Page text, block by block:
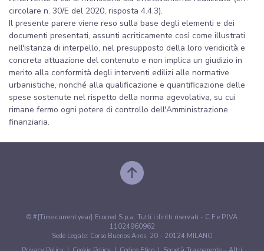
circolare n. 30/E del 2020, risposta 4.4.3).
Il presente parere viene reso sulla base degli elementi e dei
documenti presentati, assunti acriticamente così come illustrati
nell'istanza di interpello, nel presupposto della loro veridicità e
concreta attuazione del contenuto e non implica un giudizio in
merito alla conformità degli interventi edilizi alle normative
urbanistiche, nonché alla qualificazione e quantificazione delle
spese sostenute nel rispetto della norma agevolativa, su cui
rimane fermo ogni potere di controllo dell'Amministrazione
finanziaria.
© #{Time.current.year} Ecocred S.p.a. Tutti i diritti riservati - C.F e P.IVA
11024960962
Sede Legale: Corso Buenos Aires, 20 - 20124 MILANO